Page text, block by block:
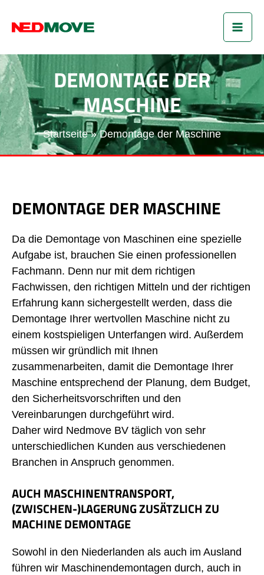
Inhalt
DEMONTAGE DER
MASCHINE
Startseite Demontage der Maschine
DEMONTAGE DER MASCHINE
Da die Demontage von Maschinen eine spezielle
Aufgabe ist, brauchen Sie einen professionellen
Fachmann. Denn nur mit dem richtigen
Fachwissen, den richtigen Mitteln und der richtigen
Erfahrung kann sichergestellt werden, dass die
Demontage Ihrer wertvollen Maschine nicht zu
einem kostspieligen Unterfangen wird. Außerdem
müssen wir gründlich mit Ihnen
zusammenarbeiten, damit die Demontage Ihrer
Maschine entsprechend der Planung, dem Budget,
den Sicherheitsvorschriften und den
Vereinbarungen durchgeführt wird.
Daher wird Nedmove BV täglich von sehr
unterschiedlichen Kunden aus verschiedenen
Branchen in Anspruch genommen.
AUCH MASCHINENTRANSPORT,
(ZWISCHEN-)LAGERUNG ZUSÄTZLICH ZU
MACHINE DEMONTAGE
Sowohl in den Niederlanden als auch im Ausland
führen wir Maschinendemontagen durch, auch in